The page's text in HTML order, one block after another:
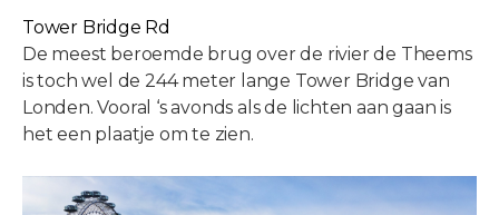
Tower Bridge Rd
De meest beroemde brug over de rivier de Theems
is toch wel de 244 meter lange Tower Bridge van
Londen. Vooral ‘s avonds als de lichten aan gaan is
het een plaatje om te zien.